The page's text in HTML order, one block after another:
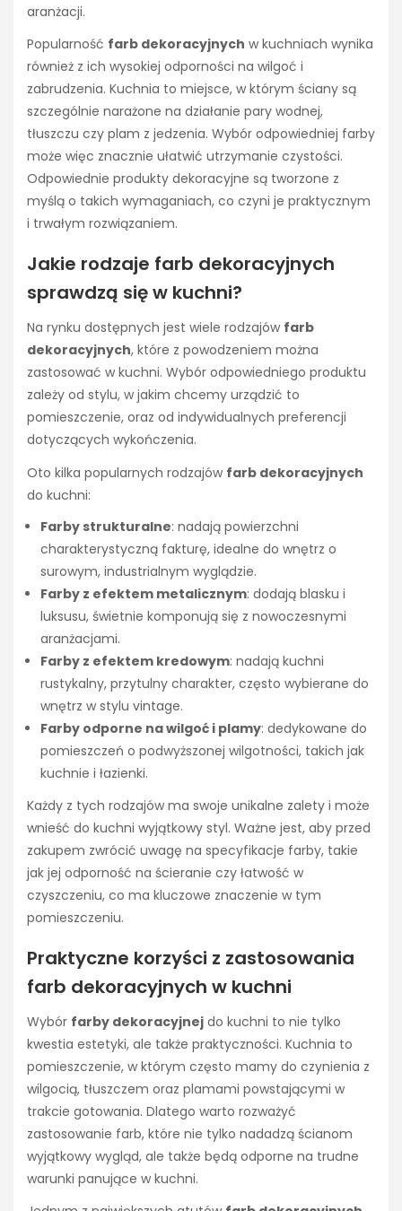
aranżacji.
Popularność farb dekoracyjnych w kuchniach wynika
również z ich wysokiej odporności na wilgoć i
zabrudzenia. Kuchnia to miejsce, w którym ściany są
szczególnie narażone na działanie pary wodnej,
tłuszczu czy plam z jedzenia. Wybór odpowiedniej farby
może więc znacznie ułatwić utrzymanie czystości.
Odpowiednie produkty dekoracyjne są tworzone z
myślą o takich wymaganiach, co czyni je praktycznym
i trwałym rozwiązaniem.
Jakie rodzaje farb dekoracyjnych
sprawdzą się w kuchni?
Na rynku dostępnych jest wiele rodzajów farb
dekoracyjnych, które z powodzeniem można
zastosować w kuchni. Wybór odpowiedniego produktu
zależy od stylu, w jakim chcemy urządzić to
pomieszczenie, oraz od indywidualnych preferencji
dotyczących wykończenia.
Oto kilka popularnych rodzajów farb dekoracyjnych
do kuchni:
Farby strukturalne: nadają powierzchni
charakterystyczną fakturę, idealne do wnętrz o
surowym, industrialnym wyglądzie.
Farby z efektem metalicznym: dodają blasku i
luksusu, świetnie komponują się z nowoczesnymi
aranżacjami.
Farby z efektem kredowym: nadają kuchni
rustykalny, przytulny charakter, często wybierane do
wnętrz w stylu vintage.
Farby odporne na wilgoć i plamy: dedykowane do
pomieszczeń o podwyższonej wilgotności, takich jak
kuchnie i łazienki.
Każdy z tych rodzajów ma swoje unikalne zalety i może
wnieść do kuchni wyjątkowy styl. Ważne jest, aby przed
zakupem zwrócić uwagę na specyfikacje farby, takie
jak jej odporność na ścieranie czy łatwość w
czyszczeniu, co ma kluczowe znaczenie w tym
pomieszczeniu.
Praktyczne korzyści z zastosowania
farb dekoracyjnych w kuchni
Wybór farby dekoracyjnej do kuchni to nie tylko
kwestia estetyki, ale także praktyczności. Kuchnia to
pomieszczenie, w którym często mamy do czynienia z
wilgocią, tłuszczem oraz plamami powstającymi w
trakcie gotowania. Dlatego warto rozważyć
zastosowanie farb, które nie tylko nadadzą ścianom
wyjątkowy wygląd, ale także będą odporne na trudne
warunki panujące w kuchni.